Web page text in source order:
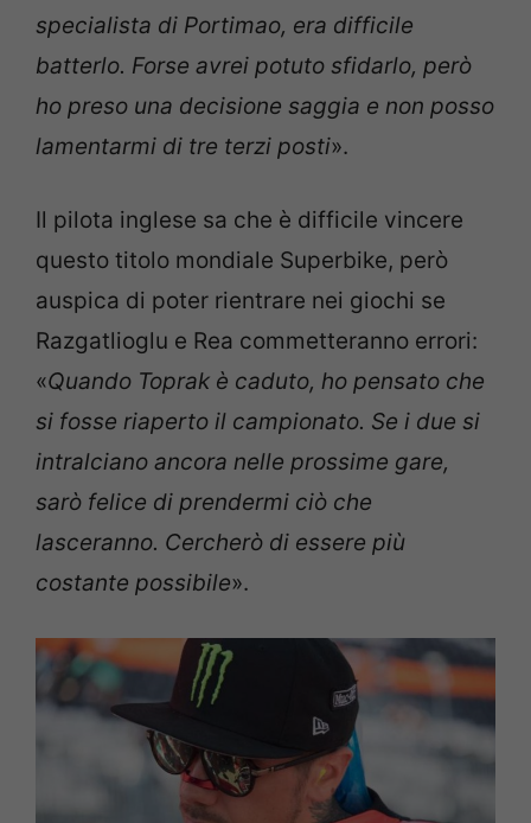
specialista di Portimao, era difficile
batterlo. Forse avrei potuto sfidarlo, però
ho preso una decisione saggia e non posso
lamentarmi di tre terzi posti».
Il pilota inglese sa che è difficile vincere
questo titolo mondiale Superbike, però
auspica di poter rientrare nei giochi se
Razgatlioglu e Rea commetteranno errori:
«Quando Toprak è caduto, ho pensato che
si fosse riaperto il campionato. Se i due si
intralciano ancora nelle prossime gare,
sarò felice di prendermi ciò che
lasceranno. Cercherò di essere più
costante possibile».